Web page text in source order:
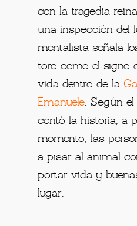
con la tragedia
una inspección del
mentalista señala
toro como el signo
vida dentro de la
Emanuele. Según
contó la historia, a
momento, las
a pisar al animal
portar vida y
lugar.